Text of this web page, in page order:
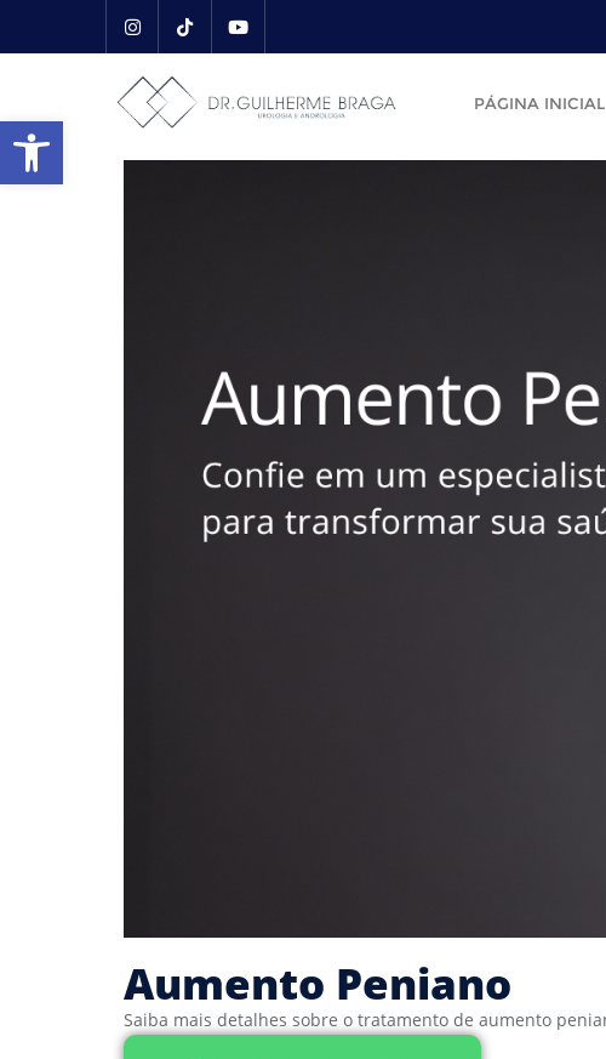
Abrir a barra de ferramentas
PÁGINA INICIAL
Aumento Peniano
Saiba mais detalhes sobre o tratamento de aumento